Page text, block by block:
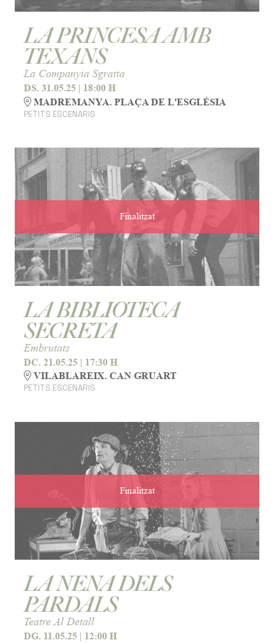
LA PRINCESA AMB
TEXANS
La Companyia Sgratta
DS. 31.05.25 | 18:00 H
MADREMANYA. PLAÇA DE L'ESGLÉSIA
PETITS ESCENARIS
Finalitzat
LA BIBLIOTECA
SECRETA
Embrutats
DC. 21.05.25 | 17:30 H
VILABLAREIX. CAN GRUART
PETITS ESCENARIS
Finalitzat
LA NENA DELS
PARDALS
Teatre Al Detall
DG. 11.05.25 | 12:00 H